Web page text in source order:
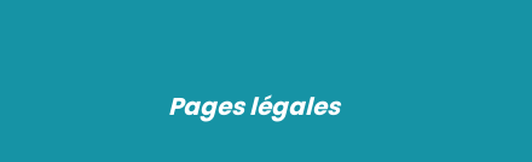
Pages légales